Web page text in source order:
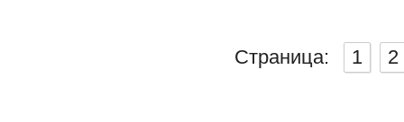
Страница: 1 2